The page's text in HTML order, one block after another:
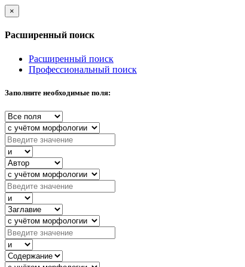
×
Расширенный поиск
Расширенный поиск
Профессиональный поиск
Заполните необходимые поля: